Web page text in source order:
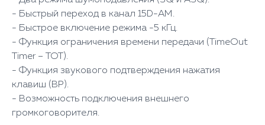
- Быстрый переход в канал 15D-AM.
- Быстрое включение режима -5 кГц.
- Функция ограничения времени передачи (TimeOut
Timer – TOT).
- Функция звукового подтверждения нажатия
клавиш (BP).
- Возможность подключения внешнего
громкоговорителя.